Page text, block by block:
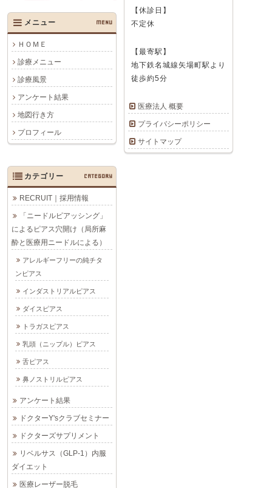
メニュー MENU
ＨＯＭＥ
診療メニュー
診療風景
アンケート結果
地図行き方
プロフィール
【休診日】
不定休
【最寄駅】
地下鉄名城線矢場町駅より
徒歩約5分
医療法人 概要
プライバシーポリシー
サイトマップ
カテゴリー CATEGORY
RECRUIT｜採用情報
「ニードルピアッシング」
によるピアス穴開け（局所麻
酔と医療用ニードルによる）
アレルギーフリーの純チタ
ンピアス
インダストリアルピアス
ダイスピアス
トラガスピアス
乳頭（ニップル）ピアス
舌ピアス
鼻ノストリルピアス
アンケート結果
ドクターY'sクラブセミナー
ドクターズサプリメント
リベルサス（GLP-1）内服
ダイエット
医療レーザー脱毛